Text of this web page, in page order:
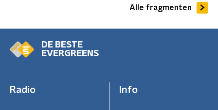
Alle fragmenten
DE BESTE
EVERGREENS
Radio Info